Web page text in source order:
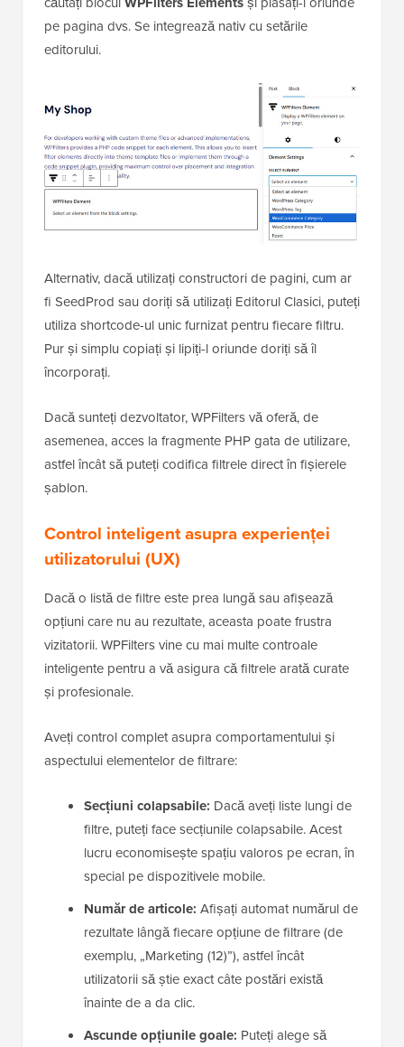
pe pagina dvs. Se integrează nativ cu setările
editorului.
Alternativ,dacă utilizați constructori de pagini, cum ar
fi SeedProd sau doriți să utilizați Editorul Clasici, puteți
utiliza shortcode-ul unic furnizat pentru fiecare filtru.
Pur și simplu copiați și lipiți-l oriunde doriți să îl
încorporați.
Dacă sunteți dezvoltator, WPFilters vă oferă, de
asemenea, acces la fragmente PHP gata de utilizare,
astfel încât să puteți codifica filtrele direct în fișierele
șablon.
Control inteligent asupra experienței
utilizatorului (UX)
Dacă o listă de filtre este prea lungă sau afișează
opțiuni care nu au rezultate, aceasta poate frustra
vizitatorii. WPFilters vine cu mai multe controale
inteligente pentru a vă asigura că filtrele arată curate
și profesionale.
Aveți control complet asupra comportamentului și
aspectului elementelor de filtrare:
Secțiuni colapsabile: Dacă aveți liste lungi de
filtre, puteți face secțiunile colapsabile. Acest
lucru economisește spațiu valoros pe ecran, în
special pe dispozitivele mobile.
Număr de articole: Afișați automat numărul de
rezultate lângă fiecare opțiune de filtrare (de
exemplu, „Marketing (12)”), astfel încât
utilizatorii să știe exact câte postări există
înainte de a da clic.
Ascunde opțiunile goale: Puteți alege să